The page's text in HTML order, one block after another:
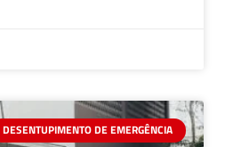
DESENTUPIMENTO DE EMERGÊNCIA